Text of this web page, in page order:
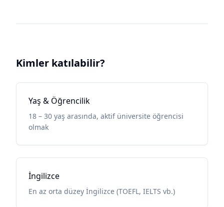
Kimler katılabilir?
Yaş & Öğrencilik
18 – 30 yaş arasında, aktif üniversite öğrencisi
olmak
İngilizce
En az orta düzey İngilizce (TOEFL, IELTS vb.)